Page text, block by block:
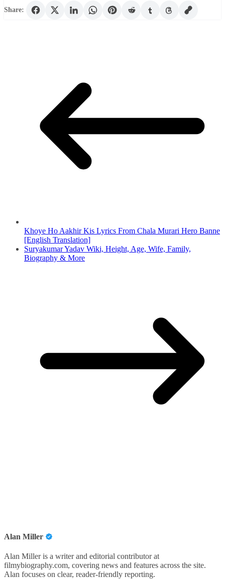
Share:
Khoye Ho Aakhir Kis Lyrics From Chala Murari Hero Banne
[English Translation]
Suryakumar Yadav Wiki, Height, Age, Wife, Family,
Biography & More
Alan Miller
Alan Miller is a writer and editorial contributor at
filmybiography.com, covering news and features across the site.
Alan focuses on clear, reader-friendly reporting.